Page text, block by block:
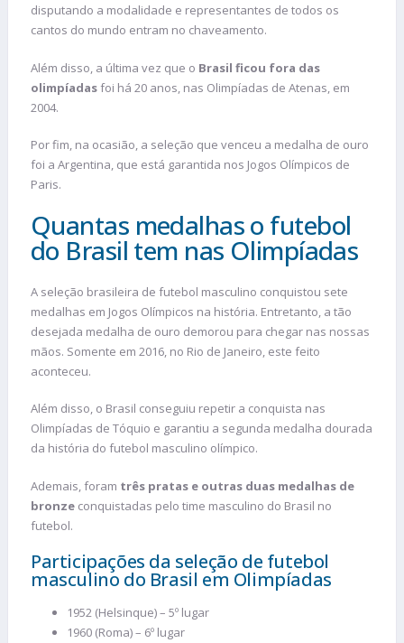
disputando a modalidade e representantes de todos os
cantos do mundo entram no chaveamento.
Além disso, a última vez que o Brasil ficou fora das
olimpíadasfoi há 20 anos, nas Olimpíadas de Atenas, em
2004.
Por fim, na ocasião, a seleção que venceu a medalha de ouro
foi a Argentina, que está garantida nos Jogos Olímpicos de
Paris.
Quantas medalhas o futebol
do Brasil tem nas Olimpíadas
A seleção brasileira de futebol masculino conquistou sete
medalhas em Jogos Olímpicos na história. Entretanto, a tão
desejada medalha de ouro demorou para chegar nas nossas
mãos. Somente em 2016, no Rio de Janeiro, este feito
aconteceu.
Além disso, o Brasil conseguiu repetir a conquista nas
Olimpíadas de Tóquio e garantiu a segunda medalha dourada
da história do futebol masculino olímpico.
Ademais, foram três pratas e outras duas medalhas de
bronze conquistadas pelo time masculino do Brasil no
futebol.
Participações da seleção de futebol
masculino do Brasil em Olimpíadas
1952 (Helsinque) – 5º lugar
1960 (Roma) – 6º lugar